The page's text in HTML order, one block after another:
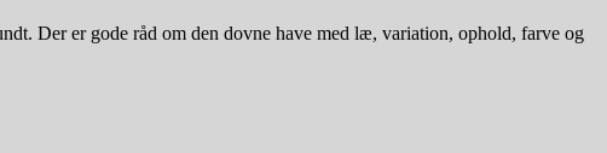
Der er gode råd om den dovne have med læ, variation, ophold, farve og